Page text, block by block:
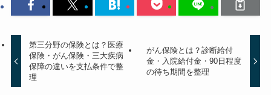
第三分野の保険とは？医療
保険・がん保険・三大疾病
保障の違いを支払条件で整
理
がん保険とは？診断給付
金・入院給付金・90日程度
の待ち期間を整理